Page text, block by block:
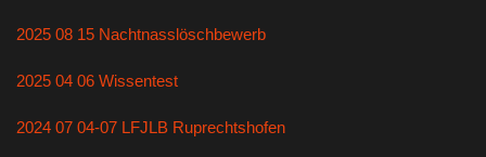
2025 08 15 Nachtnasslöschbewerb
2025 04 06 Wissentest
2024 07 04-07 LFJLB Ruprechtshofen